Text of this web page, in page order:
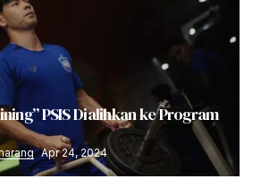
PSIS Dialihkan ke Program
Apr 24, 2024